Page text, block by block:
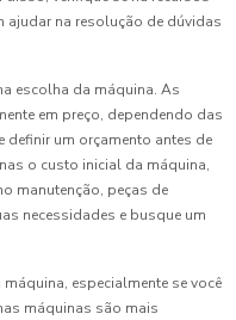
ajudar na resolução de dúvidas
escolha da máquina. As
em preço, dependendo das
definir um orçamento antes de
o custo inicial da máquina,
manutenção, peças de
necessidades e busque um
máquina, especialmente se você
máquinas são mais